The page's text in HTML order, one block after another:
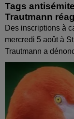
Tags
Trautmann
Des inscriptions à
mercredi 5 août à
Trautmann a